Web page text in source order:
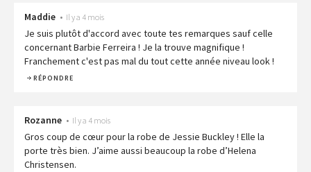
Maddie • Il y a 4 mois
Je suis plutôt d'accord avec toute tes remarques sauf celle
concernant Barbie Ferreira ! Je la trouve magnifique !
Franchement c'est pas mal du tout cette année niveau look !
RÉPONDRE
Rozanne • Il y a 4 mois
Gros coup de cœur pour la robe de Jessie Buckley ! Elle la
porte très bien. J’aime aussi beaucoup la robe d’Helena
Christensen.